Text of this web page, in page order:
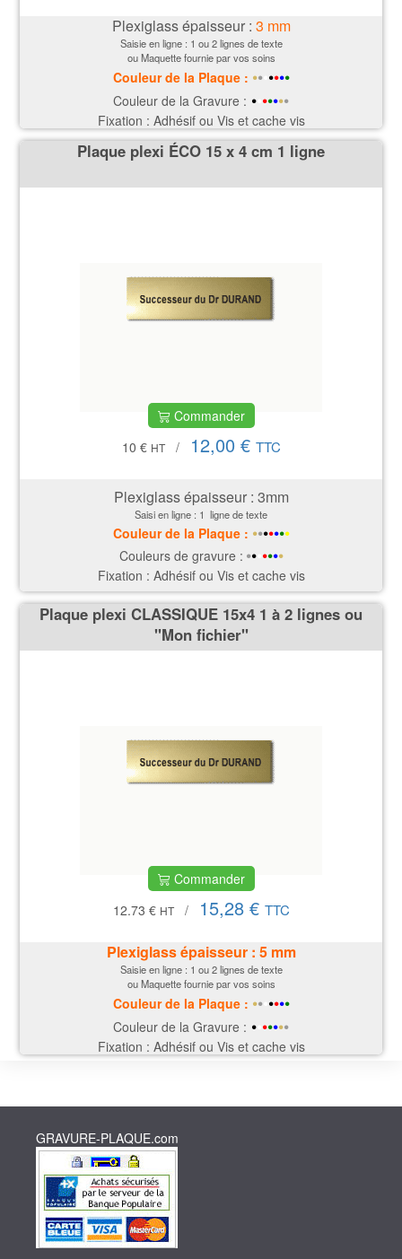
Plexiglass épaisseur : 3 mm
Saisie en ligne : 1 ou 2 lignes de texte
ou Maquette fournie par vos soins
Couleur de la Plaque : ••• ••••
Couleur de la Gravure : • •••••
Fixation : Adhésif ou Vis et cache vis
Plaque plexi ÉCO 15 x 4 cm 1 ligne
Commander
10 € HT / 12,00 € TTC
Plexiglass épaisseur : 3mm
Saisi en ligne : 1 ligne de texte
Couleur de la Plaque : •••••••
Couleurs de gravure : ••• ••••
Fixation : Adhésif ou Vis et cache vis
Plaque plexi CLASSIQUE 15x4 1 à 2 lignes ou
''Mon fichier''
Commander
12.73 € HT / 15,28 € TTC
Plexiglass épaisseur : 5 mm
Saisie en ligne : 1 ou 2 lignes de texte
ou Maquette fournie par vos soins
Couleur de la Plaque : ••• ••••
Couleur de la Gravure : • •••••
Fixation : Adhésif ou Vis et cache vis
GRAVURE-PLAQUE.com